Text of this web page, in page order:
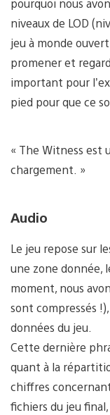
niveaux de LOD
jeu à monde
promener et
important pour
pied pour que ce
« The Witness est
chargement. »
Audio
Le jeu repose sur
une zone donnée,
moment, nous
sont compressés
données du jeu.
Cette dernière
quant à la
chiffres
fichiers du jeu